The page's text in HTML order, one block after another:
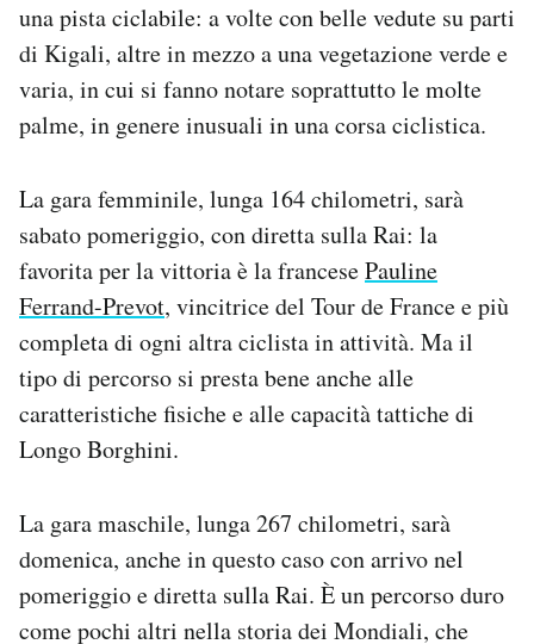
una pista ciclabile: a volte con belle vedute su parti
di Kigali, altre in mezzo a una vegetazione verde e
varia, in cui si fanno notare soprattutto le molte
palme, in genere inusuali in una corsa ciclistica.
La gara femminile, lunga 164 chilometri, sarà
sabato pomeriggio, con diretta sulla Rai: la
favorita per la vittoria è la francesePauline
Ferrand-Prevot, vincitrice del Tour de France e più
completa di ogni altra ciclista in attività. Ma il
tipo di percorso si presta bene anche alle
caratteristiche fisiche e alle capacità tattiche di
Longo Borghini.
La gara maschile, lunga 267 chilometri, sarà
domenica, anche in questo caso con arrivo nel
pomeriggio e diretta sulla Rai. È un percorso duro
come pochi altri nella storia dei Mondiali, che